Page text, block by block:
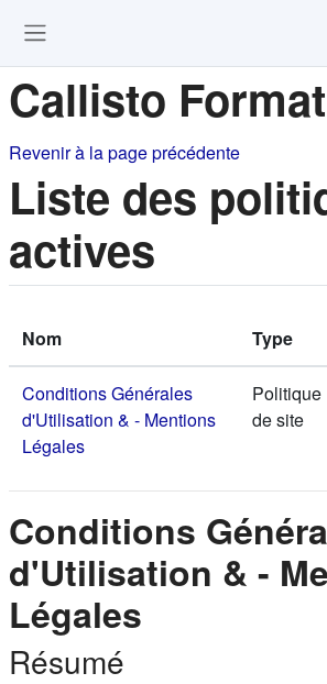
Callisto
Revenir à la page précédente
Liste des
actives
Nom Type
Conditions Générales
d'Utilisation & - Mentions
Légales
Politique
de site
Conditions
d'Utilisation & -
Légales
Résumé